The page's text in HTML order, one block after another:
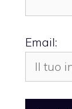
Email: